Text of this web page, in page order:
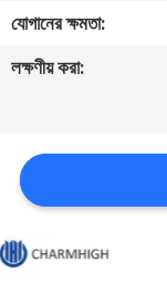
সাথে
যোগাযোগ
খবর
SHOPPING
যোগানের ক্ষমতা:
লক্ষণীয় করা: